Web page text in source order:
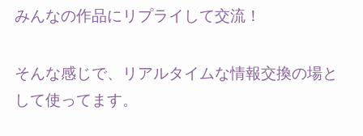
みんなの作品にリプライして交流！
そんな感じで、リアルタイムな情報交換の場と
して使ってます。